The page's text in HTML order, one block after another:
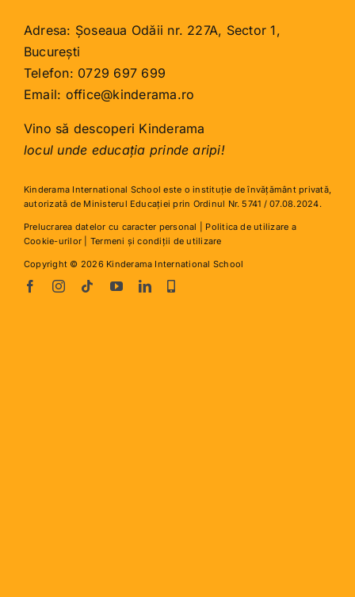
Adresa: Șoseaua Odăii nr. 227A, Sector 1,
București
Telefon: 0729 697 699
Email: office@kinderama.ro
Vino să descoperi Kinderama
locul unde educația prinde aripi!
Kinderama International School este o instituţie de învăţământ privată,
autorizată de Ministerul Educației prin Ordinul Nr. 5741 / 07.08.2024.
Prelucrarea datelor cu caracter personal
Politica de utilizare a
Cookie-urilor
Termeni și condiții de utilizare
Copyright © 2026 Kinderama International School